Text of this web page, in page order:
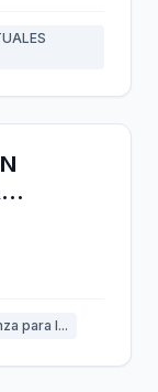
para l...